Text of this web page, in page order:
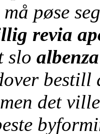
pøse
revia
slo
bestill
det